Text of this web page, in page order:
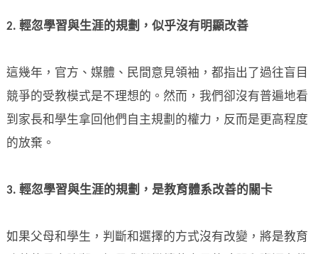
2. 輕忽學習與生涯的規劃，似乎沒有明顯改善
這幾年，官方、媒體、民間意見領袖，都指出了過往盲目
競爭的受教模式是不理想的。然而，我們卻沒有普遍地看
到家長和學生拿回他們自主規劃的權力，反而是更高程度
的放棄。
3. 輕忽學習與生涯的規劃，是教育體系改善的關卡
如果父母和學生，判斷和選擇的方式沒有改變，將是教育